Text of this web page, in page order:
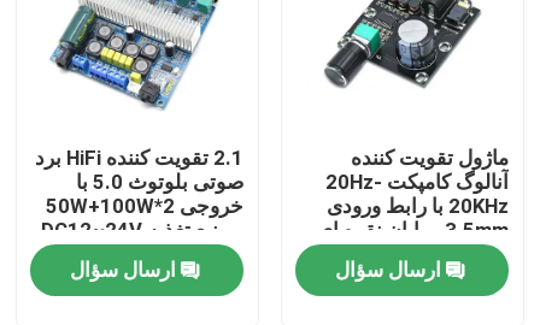
درباره ما
بازدید از کارخانه
کنترل کیفیت
با ما تماس بگیرید
ماژول تقویت کننده
آنالوگ کامپکت 20Hz-
20KHz با رابط ورودی
3.5mm و پایان نقره ای
ارسال سؤال
2.1 تقویت کننده HiFi برد
صوتی بلوتوث 5.0 با
خروجی 2*50W+100W
و منبع تغذیه DC12~24V
ارسال سؤال